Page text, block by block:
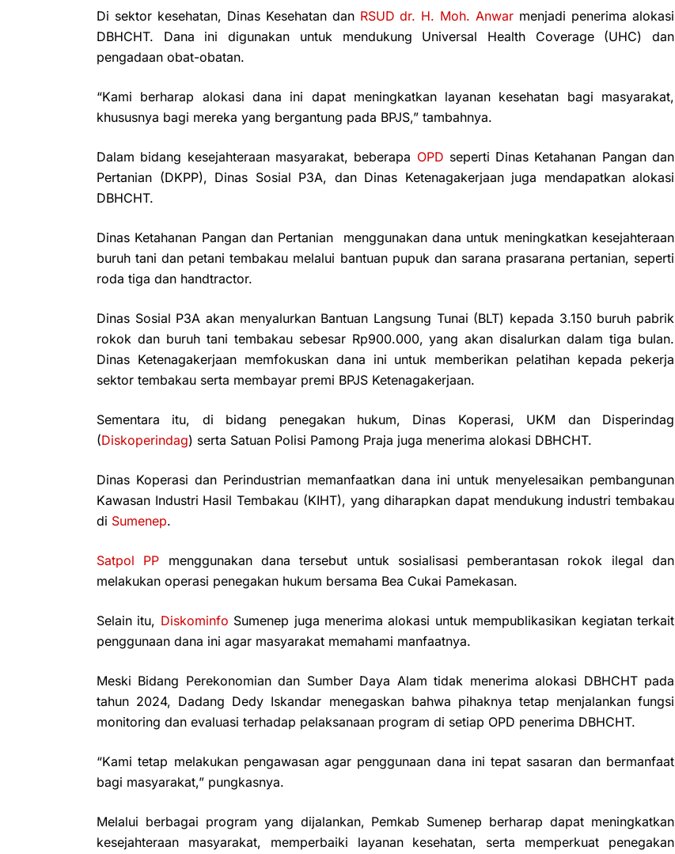
Di sektor kesehatan, Dinas Kesehatan dan RSUD dr. H. Moh. Anwar menjadi penerima alokasi
DBHCHT. Dana ini digunakan untuk mendukung Universal Health Coverage (UHC) dan
pengadaan obat-obatan.
“Kami berharap alokasi dana ini dapat meningkatkan layanan kesehatan bagi masyarakat,
khususnya bagi mereka yang bergantung pada BPJS,” tambahnya.
Dalam bidang kesejahteraan masyarakat, beberapa OPD seperti Dinas Ketahanan Pangan dan
Pertanian (DKPP), Dinas Sosial P3A, dan Dinas Ketenagakerjaan juga mendapatkan alokasi
DBHCHT.
Dinas Ketahanan Pangan dan Pertanian menggunakan dana untuk meningkatkan kesejahteraan
buruh tani dan petani tembakau melalui bantuan pupuk dan sarana prasarana pertanian, seperti
roda tiga dan handtractor.
Dinas Sosial P3A akan menyalurkan Bantuan Langsung Tunai (BLT) kepada 3.150 buruh pabrik
rokok dan buruh tani tembakau sebesar Rp900.000, yang akan disalurkan dalam tiga bulan.
Dinas Ketenagakerjaan memfokuskan dana ini untuk memberikan pelatihan kepada pekerja
sektor tembakau serta membayar premi BPJS Ketenagakerjaan.
Sementara itu, di bidang penegakan hukum, Dinas Koperasi, UKM dan Disperindag
(Diskoperindag) serta Satuan Polisi Pamong Praja juga menerima alokasi DBHCHT.
Dinas Koperasi dan Perindustrian memanfaatkan dana ini untuk menyelesaikan pembangunan
Kawasan Industri Hasil Tembakau (KIHT), yang diharapkan dapat mendukung industri tembakau
di Sumenep.
Satpol PP menggunakan dana tersebut untuk sosialisasi pemberantasan rokok ilegal dan
melakukan operasi penegakan hukum bersama Bea Cukai Pamekasan.
Selain itu, Diskominfo Sumenep juga menerima alokasi untuk mempublikasikan kegiatan terkait
penggunaan dana ini agar masyarakat memahami manfaatnya.
Meski Bidang Perekonomian dan Sumber Daya Alam tidak menerima alokasi DBHCHT pada
tahun 2024, Dadang Dedy Iskandar menegaskan bahwa pihaknya tetap menjalankan fungsi
monitoring dan evaluasi terhadap pelaksanaan program di setiap OPD penerima DBHCHT.
“Kami tetap melakukan pengawasan agar penggunaan dana ini tepat sasaran dan bermanfaat
bagi masyarakat,” pungkasnya.
Melalui berbagai program yang dijalankan, Pemkab Sumenep berharap dapat meningkatkan
kesejahteraan masyarakat, memperbaiki layanan kesehatan, serta memperkuat penegakan